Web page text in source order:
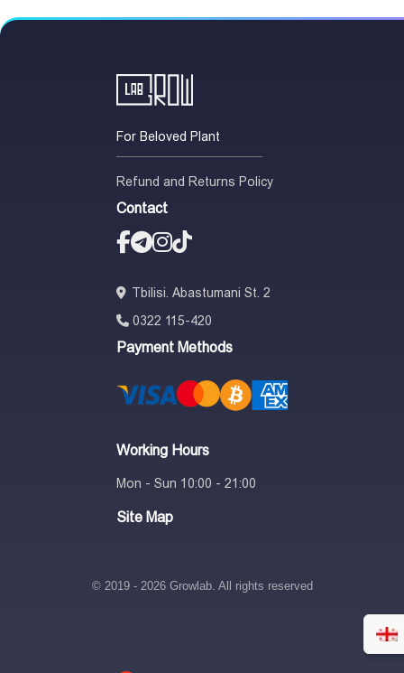
For Beloved Plant
Refund and Returns Policy
Contact
Tbilisi. Abastumani St. 2
0322 115-420
Payment Methods
Working Hours
Mon - Sun 10:00 - 21:00
Site Map
© 2019 - 2026 Growlab. All rights reserved